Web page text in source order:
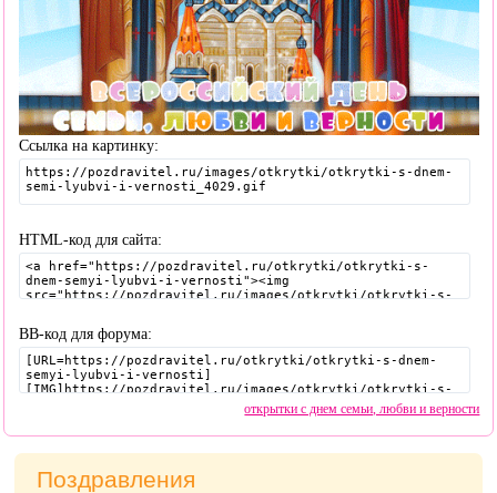
Ссылка на картинку:
HTML-код для сайта:
BB-код для форума:
открытки с днем семьи, любви и верности
Поздравления